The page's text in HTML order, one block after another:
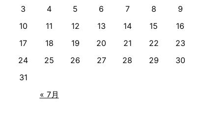
« 7月
3
4 5 6 7 8
9
10
11 12 13 14 15
16
17
18 19 20 21 22
23
24
25 26 27 28 29
30
31